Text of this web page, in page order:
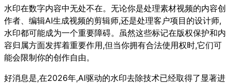
水印在数字内容中无处不在。无论你是处理素材视频的内容创
作者、编辑AI生成视频的剪辑师,还是处理客户项目的设计师,
水印都可能成为一个重要障碍。虽然这些标记在版权保护和内
容归属方面发挥着重要作用,但当你拥有合法使用权时,它们可
能会限制你的创作自由。
好消息是,在2026年,AI驱动的水印去除技术已经取得了显著进